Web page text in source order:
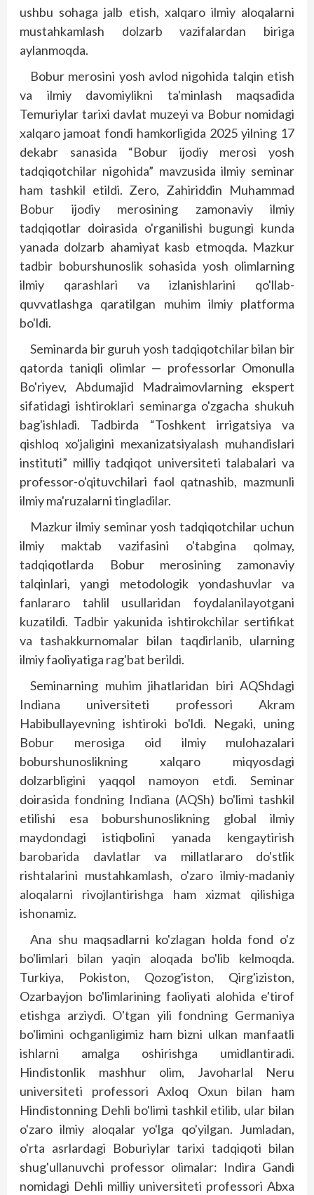
ushbu sohaga jalb etish, xalqaro ilmiy aloqalarni
mustahkamlash dolzarb vazifalardan biriga
aylanmoqda.
Bobur merosini yosh avlod nigohida talqin etish
va ilmiy davomiylikni ta'minlash maqsadida
Temuriylar tarixi davlat muzeyi va Bobur nomidagi
xalqaro jamoat fondi hamkorligida 2025 yilning 17
dekabr sanasida “Bobur ijodiy merosi yosh
tadqiqotchilar nigohida” mavzusida ilmiy seminar
ham tashkil etildi. Zero, Zahiriddin Muhammad
Bobur ijodiy merosining zamonaviy ilmiy
tadqiqotlar doirasida o'rganilishi bugungi kunda
yanada dolzarb ahamiyat kasb etmoqda. Mazkur
tadbir boburshunoslik sohasida yosh olimlarning
ilmiy qarashlari va izlanishlarini qo'llab-
quvvatlashga qaratilgan muhim ilmiy platforma
bo'ldi.
Seminarda bir guruh yosh tadqiqotchilar bilan bir
qatorda taniqli olimlar — professorlar Omonulla
Bo'riyev, Abdumajid Madraimovlarning ekspert
sifatidagi ishtiroklari seminarga o'zgacha shukuh
bag'ishladi. Tadbirda “Toshkent irrigatsiya va
qishloq xo'jaligini mexanizatsiyalash muhandislari
instituti” milliy tadqiqot universiteti talabalari va
professor-o'qituvchilari faol qatnashib, mazmunli
ilmiy ma'ruzalarni tingladilar.
Mazkur ilmiy seminar yosh tadqiqotchilar uchun
ilmiy maktab vazifasini o'tabgina qolmay,
tadqiqotlarda Bobur merosining zamonaviy
talqinlari, yangi metodologik yondashuvlar va
fanlararo tahlil usullaridan foydalanilayotgani
kuzatildi. Tadbir yakunida ishtirokchilar sertifikat
va tashakkurnomalar bilan taqdirlanib, ularning
ilmiy faoliyatiga rag'bat berildi.
Seminarning muhim jihatlaridan biri AQShdagi
Indiana universiteti professori Akram
Habibullayevning ishtiroki bo'ldi. Negaki, uning
Bobur merosiga oid ilmiy mulohazalari
boburshunoslikning xalqaro miqyosdagi
dolzarbligini yaqqol namoyon etdi. Seminar
doirasida fondning Indiana (AQSh) bo'limi tashkil
etilishi esa boburshunoslikning global ilmiy
maydondagi istiqbolini yanada kengaytirish
barobarida davlatlar va millatlararo do'stlik
rishtalarini mustahkamlash, o'zaro ilmiy-madaniy
aloqalarni rivojlantirishga ham xizmat qilishiga
ishonamiz.
Ana shu maqsadlarni ko'zlagan holda fond o'z
bo'limlari bilan yaqin aloqada bo'lib kelmoqda.
Turkiya, Pokiston, Qozog'iston, Qirg'iziston,
Ozarbayjon bo'limlarining faoliyati alohida e'tirof
etishga arziydi. O'tgan yili fondning Germaniya
bo'limini ochganligimiz ham bizni ulkan manfaatli
ishlarni amalga oshirishga umidlantiradi.
Hindistonlik mashhur olim, Javoharlal Neru
universiteti professori Axloq Oxun bilan ham
Hindistonning Dehli bo'limi tashkil etilib, ular bilan
o'zaro ilmiy aloqalar yo'lga qo'yilgan. Jumladan,
o'rta asrlardagi Boburiylar tarixi tadqiqoti bilan
shug'ullanuvchi professor olimalar: Indira Gandi
nomidagi Dehli milliy universiteti professori Abxa